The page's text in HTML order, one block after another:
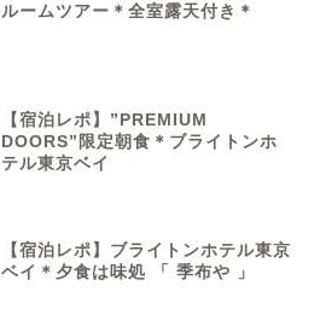
ルームツアー＊全室露天付き＊
【宿泊レポ】”PREMIUM
DOORS”限定朝食＊ブライトンホ
テル東京ベイ
【宿泊レポ】ブライトンホテル東京
ベイ＊夕食は味処 「 季布や 」